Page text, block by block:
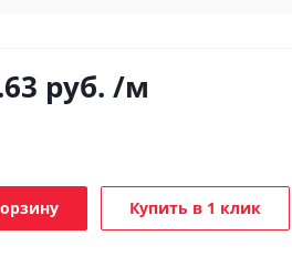
руб. /м
Купить в 1 клик